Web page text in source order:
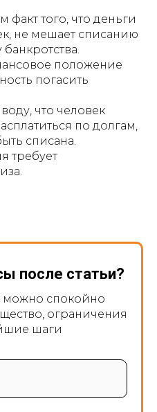
факт того, что деньги
не мешает списанию
положение
погасить
что человек
по долгам,
списана.
требует
после статьи?
можно спокойно
ограничения
шаги